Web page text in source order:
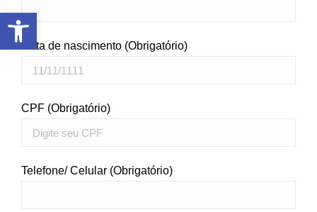
Data de nascimento (Obrigatório)
CPF (Obrigatório)
Telefone/ Celular (Obrigatório)
Abrir a barra de ferramentas